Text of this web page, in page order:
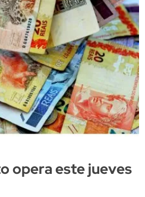
opera este jueves